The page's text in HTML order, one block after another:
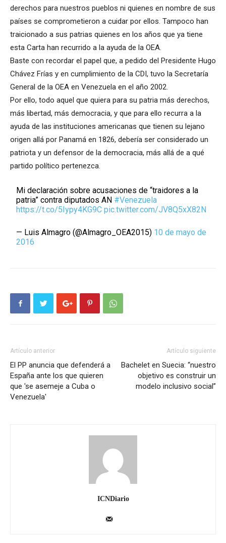
derechos para nuestros pueblos ni quienes en nombre de sus
países se comprometieron a cuidar por ellos. Tampoco han
traicionado a sus patrias quienes en los años que ya tiene
esta Carta han recurrido a la ayuda de la OEA.
Baste con recordar el papel que, a pedido del Presidente Hugo
Chávez Frías y en cumplimiento de la CDI, tuvo la Secretaría
General de la OEA en Venezuela en el año 2002.
Por ello, todo aquel que quiera para su patria más derechos,
más libertad, más democracia, y que para ello recurra a la
ayuda de las instituciones americanas que tienen su lejano
origen allá por Panamá en 1826, debería ser considerado un
patriota y un defensor de la democracia, más allá de a qué
partido político pertenezca.
Mi declaración sobre acusaciones de “traidores a la
patria” contra diputados AN #Venezuela
https://t.co/5Iypy4KG9C pic.twitter.com/JV8Q5xX82N
— Luis Almagro (@Almagro_OEA2015) 10 de mayo de
2016
Artículo anterior
El PP anuncia que defenderá a
España ante los que quieren
que 'se asemeje a Cuba o
Venezuela'
Artículo siguiente
Bachelet en Suecia: “nuestro
objetivo es construir un
modelo inclusivo social”
ICNDiario